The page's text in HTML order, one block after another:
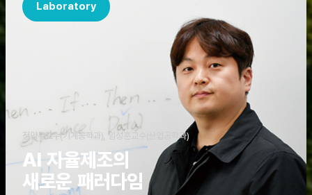
Laboratory
정임두교수(기계공학과), 임성훈교수(산업공학과)
AI 자율제조의
새로운 패러다임